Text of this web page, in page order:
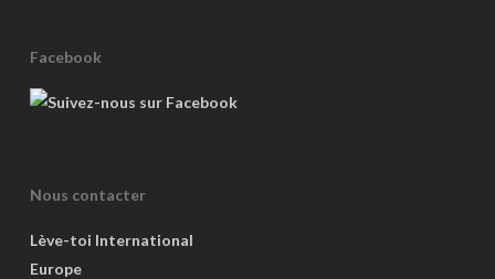
Facebook
Nous contacter
Lève-toi International
Europe